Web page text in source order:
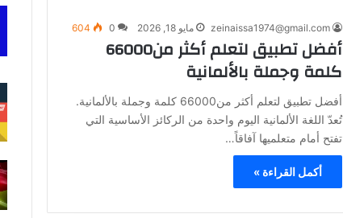
zeinaissa1974@gmail.com مايو 18, 2026 0
604
أفضل تطبيق لتعلم أكثر من66000
كلمة وجملة بالألمانية
أفضل تطبيق لتعلم أكثر من66000 كلمة وجملة بالألمانية.
تُعدّ اللغة الألمانية اليوم واحدة من الركائز الأساسية التي
تفتح أمام متعلميها آفاقاً…
أكمل القراءة »